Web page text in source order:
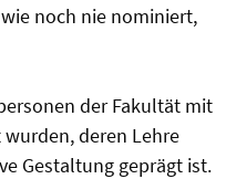
noch nie nominiert,
der Fakultät mit
deren Lehre
Gestaltung geprägt ist.